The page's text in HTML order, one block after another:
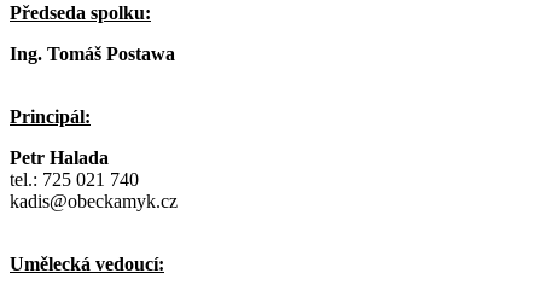
Předseda spolku:
Ing. Tomáš Postawa
Principál:
Petr Halada
tel.: 725 021 740
kadis@obeckamyk.cz
Umělecká vedoucí: